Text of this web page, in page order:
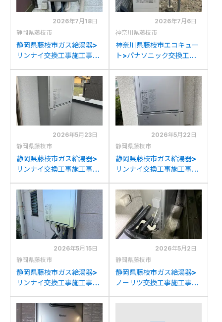
2026年7月18日
静岡県藤枝市
静岡県藤枝市ガス給湯器>
リンナイ交換工事施工事
E2400Wからリンナイ
RUX-E2406W(A)への交
換
2026年7月6日
神奈川県藤枝市
神奈川県藤枝市エコキュー
ト>パナソニック交換工事
H3716Aからパナソニック
HE-S37LQSへの交換
2026年5月23日
静岡県藤枝市
静岡県藤枝市ガス給湯器>
リンナイ交換工事施工事
E2400SAWからリンナイ
RUF-K2406SAWAへの交
換
2026年5月22日
静岡県藤枝市
静岡県藤枝市ガス給湯器>
リンナイ交換工事施工事
A2400SAWからリンナイ
RUF-UE240EAWへの交換
2026年5月15日
静岡県藤枝市
静岡県藤枝市ガス給湯器>
リンナイ交換工事施工事
E2401AWからリンナイ
RUF-K2406SAW(A)への
2026年5月2日
静岡県藤枝市
静岡県藤枝市ガス給湯器>
ノーリツ交換工事施工事
V2000SAGからノーリツ